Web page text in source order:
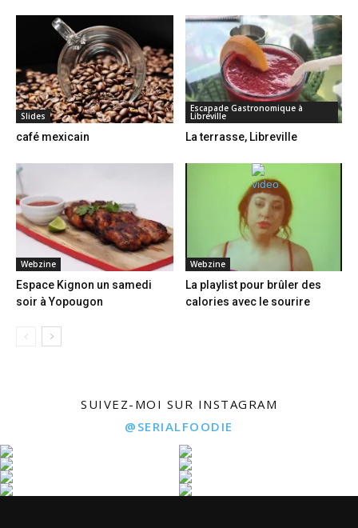
Slides
café mexicain
Escapade Gastronomique à
Libreville
La terrasse, Libreville
Webzine
Espace Kignon un samedi
soir à Yopougon
Webzine
La playlist pour brûler des
calories avec le sourire
SUIVEZ-MOI SUR INSTAGRAM
@SERIALFOODIE